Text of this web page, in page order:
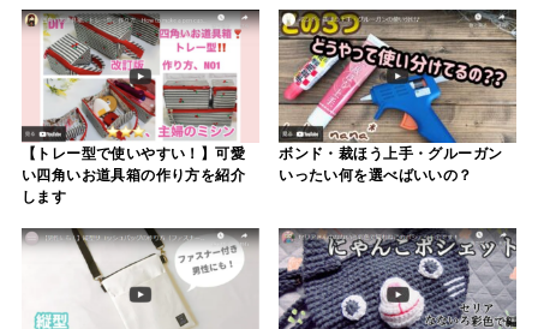
【トレー型で使いやすい！】可愛
い四角いお道具箱の作り方を紹介
します
ボンド・裁ほう上手・グルーガン
いったい何を選べばいいの？